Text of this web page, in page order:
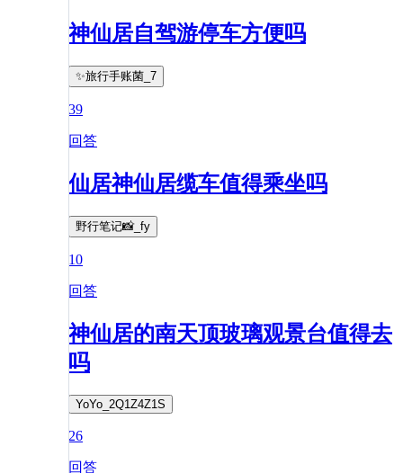
神仙居自驾游停车方便吗
✨旅行手账菌_7
39
回答
仙居神仙居缆车值得乘坐吗
野行笔记📸_fy
10
回答
神仙居的南天顶玻璃观景台值得去
吗
YoYo_2Q1Z4Z1S
26
回答